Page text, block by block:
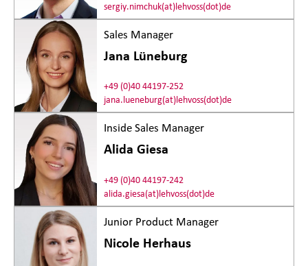
sergiy.nimchuk(at)lehvoss(dot)de
Sales Manager
Jana Lüneburg
+49 (0)40 44197-252
jana.lueneburg(at)lehvoss(dot)de
Inside Sales Manager
Alida Giesa
+49 (0)40 44197-242
alida.giesa(at)lehvoss(dot)de
Junior Product Manager
Nicole Herhaus